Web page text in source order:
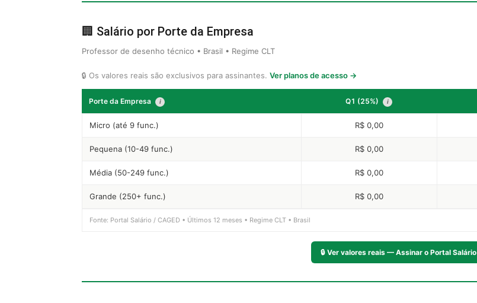
🏢 Salário por Porte da Empresa
Professor de desenho técnico • Brasil • Regime CLT
🔒 Os valores reais são exclusivos para assinantes. Ver planos de acesso →
Porte da Empresa i Q1 (25%) i
Micro (até 9 func.) R$ 0,00
Pequena (10-49 func.) R$ 0,00
Média (50-249 func.) R$ 0,00
Grande (250+ func.) R$ 0,00
Fonte: Portal Salário / CAGED • Últimos 12 meses • Regime CLT • Brasil
🔒 Ver valores reais — Assinar o Portal Salário